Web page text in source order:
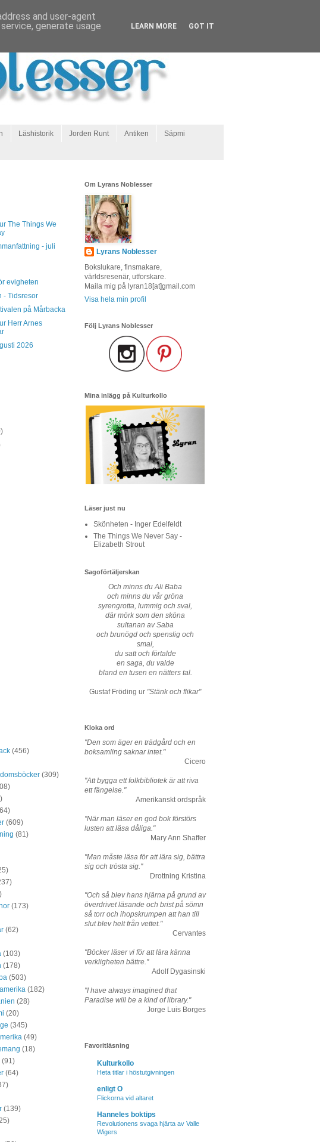
Läshistorik Jorden Runt Antiken Sápmi
The Things We
- juli
evigheten
- Tidsresor
på Mårbacka
Herr Arnes
2026
(456)
(309)
(609)
(81)
(173)
(62)
(103)
(178)
(503)
(182)
(28)
(20)
(345)
(49)
(18)
(91)
(64)
(139)
Om Lyrans Noblesser
Lyrans Noblesser
Bokslukare, finsmakare,
världsresenär, utforskare.
Maila mig på lyran18[at]gmail.com
Visa hela min profil
Följ Lyrans Noblesser
Mina inlägg på Kulturkollo
Läser just nu
Skönheten - Inger Edelfeldt
The Things We Never Say -
Elizabeth Strout
Sagoförtäljerskan
Och minns du Ali Baba
och minns du vår gröna
syrengrotta, lummig och sval,
där mörk som den sköna
sultanan av Saba
och brunögd och spenslig och
smal,
du satt och förtalde
en saga, du valde
bland en tusen en nätters tal.
Gustaf Fröding ur "Stänk och flikar"
Kloka ord
"Den som äger en trädgård och en
boksamling saknar intet."
Cicero
"Att bygga ett folkbibliotek är att riva
ett fängelse."
Amerikanskt ordspråk
"När man läser en god bok förstörs
lusten att läsa dåliga."
Mary Ann Shaffer
"Man måste läsa för att lära sig, bättra
sig och trösta sig."
Drottning Kristina
"Och så blev hans hjärna på grund av
överdrivet läsande och brist på sömn
så torr och ihopskrumpen att han till
slut blev helt från vettet."
Cervantes
"Böcker läser vi för att lära känna
verkligheten bättre."
Adolf Dygasinski
"I have always imagined that
Paradise will be a kind of library."
Jorge Luis Borges
Favoritläsning
Kulturkollo
Heta titlar i höstutgivningen
enligt O
Flickorna vid altaret
Hanneles boktips
Revolutionens svaga hjärta av Valle
Wigers
and user-agent
generate usage
LEARN MORE GOT IT